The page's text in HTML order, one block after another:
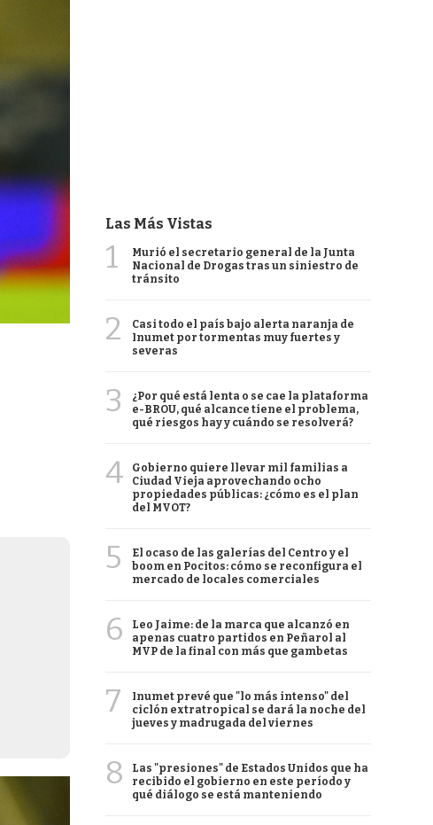
Las Más Vistas
1
Murió el secretario general de la Junta
Nacional de Drogas tras un siniestro de
tránsito
2
Casi todo el país bajo alerta naranja de
Inumet por tormentas muy fuertes y
severas
3
¿Por qué está lenta o se cae la plataforma
e-BROU, qué alcance tiene el problema,
qué riesgos hay y cuándo se resolverá?
4
Gobierno quiere llevar mil familias a
Ciudad Vieja aprovechando ocho
propiedades públicas: ¿cómo es el plan
del MVOT?
5
El ocaso de las galerías del Centro y el
boom en Pocitos: cómo se reconfigura el
mercado de locales comerciales
6
Leo Jaime: de la marca que alcanzó en
apenas cuatro partidos en Peñarol al
MVP de la final con más que gambetas
7
Inumet prevé que "lo más intenso" del
ciclón extratropical se dará la noche del
jueves y madrugada del viernes
8
Las "presiones" de Estados Unidos que ha
recibido el gobierno en este período y
qué diálogo se está manteniendo